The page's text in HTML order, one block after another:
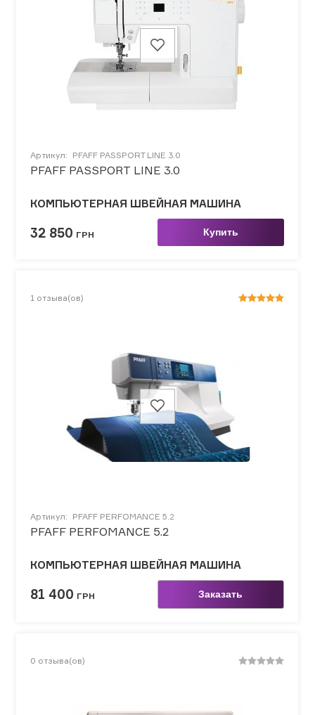
Артикул: PFAFF PASSPORT LINE 3.0
PFAFF PASSPORT LINE 3.0
КОМПЬЮТЕРНАЯ ШВЕЙНАЯ МАШИНА
32 850 ГРН Купить
1 отзыва(ов)
Артикул: PFAFF PERFOMANCE 5.2
PFAFF PERFOMANCE 5.2
КОМПЬЮТЕРНАЯ ШВЕЙНАЯ МАШИНА
81 400 ГРН Заказать
0 отзыва(ов)